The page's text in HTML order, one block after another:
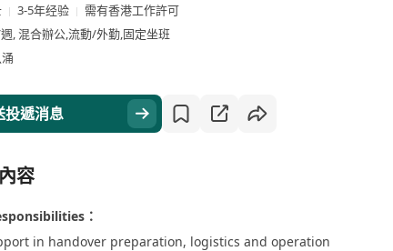
3-5年经验
需有香港工作許可
, 混合辦公,流動/外勤,固定坐班
投遞消息
容
：
in handover preparation, logistics and operation